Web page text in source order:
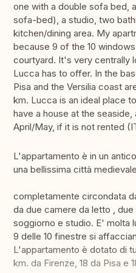
one with a double sofa bed,
sofa-bed), a studio, two
kitchen/dining area. My
because 9 of the 10
courtyard. It's very centrally
Lucca has to offer. In the
Pisa and the Versilia coast
km. Lucca is an ideal place
have a house at the
April/May, if it is not rented
L'appartamento è in un
una bellissima città medievale
completamente circondata
da due camere da letto ,
soggiorno e studio. E' molta
9 delle 10 finestre si
L'appartamento è dotato di
km. da Firenze, 18 da Pisa e